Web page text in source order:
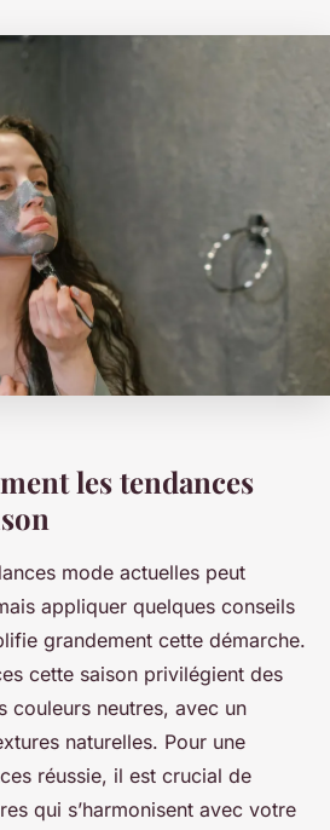
les tendances
mode actuelles peut
appliquer quelques conseils
grandement cette démarche.
cette saison privilégient des
couleurs neutres, avec un
naturelles. Pour une
réussie, il est crucial de
qui s’harmonisent avec votre